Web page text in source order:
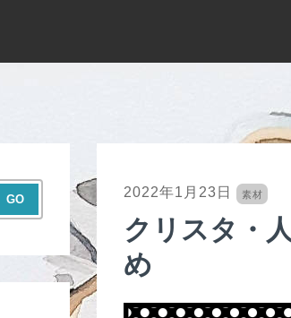
2022年1月23日 素材
クリスタ・
め